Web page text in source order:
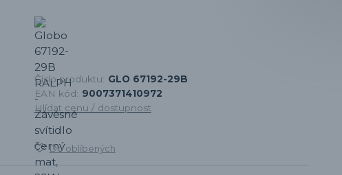
Číslo produktu: GLO 67192-29B
EAN kód: 9007371410972
Hlídat cenu / dostupnost
Do oblíbených